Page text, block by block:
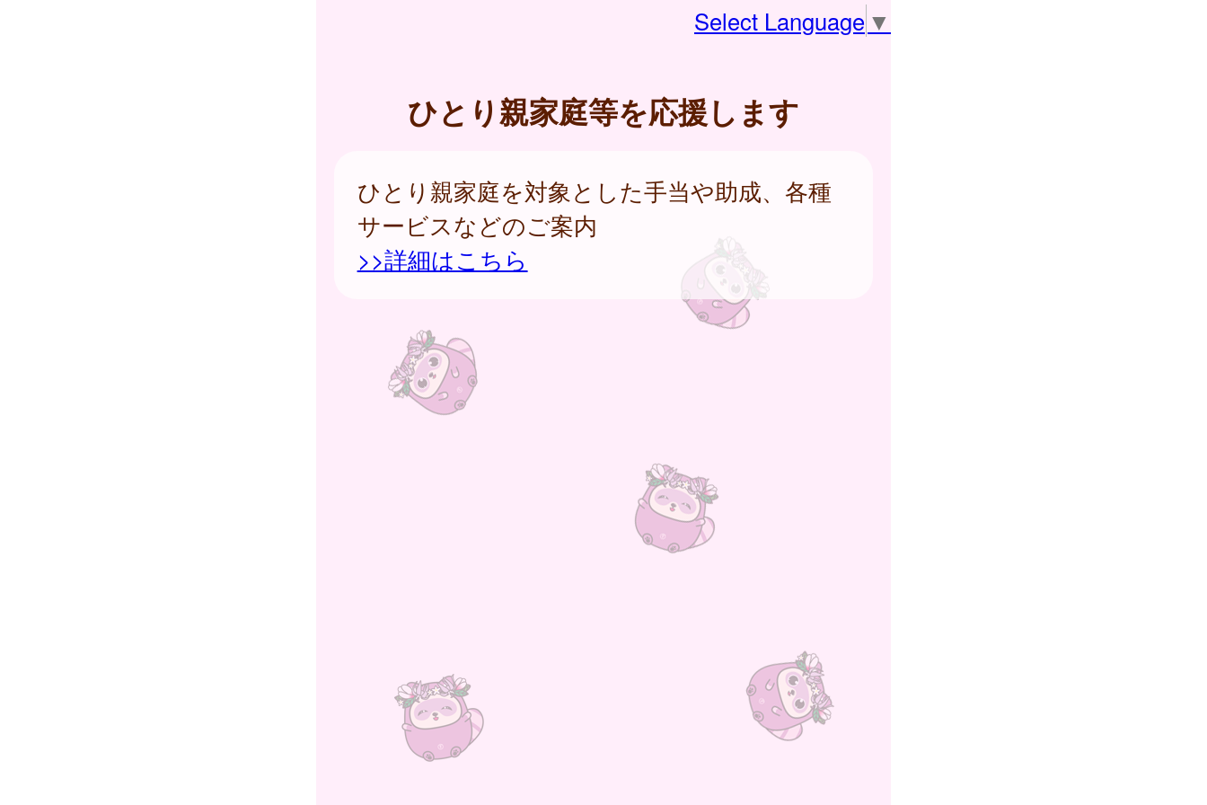
Select Language ▼
ひとり親家庭等を応援します
ひとり親家庭を対象とした手当や助成、各種
サービスなどのご案内
>>詳細はこちら